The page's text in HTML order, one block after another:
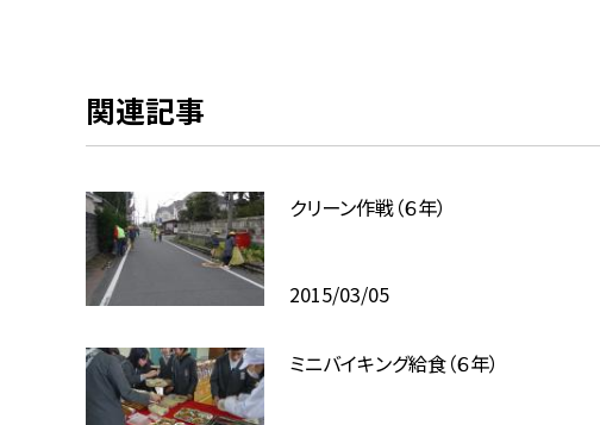
関連記事
クリーン作戦（６年）
2015/03/05
ミニバイキング給食（６年）